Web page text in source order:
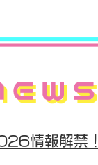
情報解禁